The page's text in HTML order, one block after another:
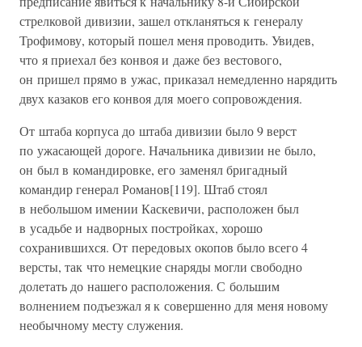
стрелковой дивизии, зашел откланяться к генералу
Трофимову, который пошел меня проводить. Увидев,
что я приехал без конвоя и даже без вестового,
он пришел прямо в ужас, приказал немедленно нарядить
двух казаков его конвоя для моего сопровождения.
От штаба корпуса до штаба дивизии было 9 верст
по ужасающей дороге. Начальника дивизии не было,
он был в командировке, его заменял бригадный
командир генерал Романов[119]. Штаб стоял
в небольшом имении Каскевичи, расположен был
в усадьбе и надворных постройках, хорошо
сохранившихся. От передовых окопов было всего 4
версты, так что немецкие снаряды могли свободно
долетать до нашего расположения. С большим
волнением подъезжал я к совершенно для меня новому
необычному месту служения.